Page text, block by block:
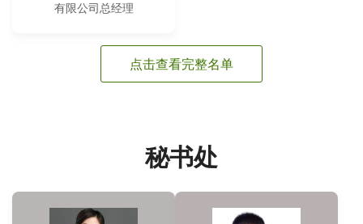
有限公司总经理
点击查看完整名单
秘书处